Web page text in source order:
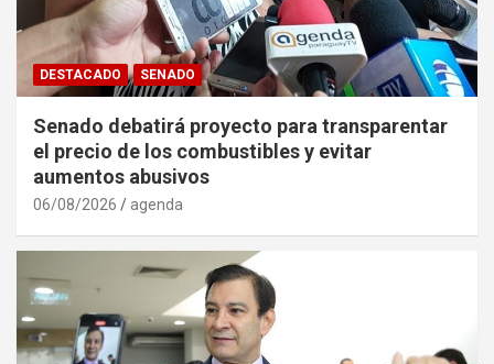
DESTACADO SENADO
Senado debatirá proyecto para transparentar
el precio de los combustibles y evitar
aumentos abusivos
06/08/2026 agenda